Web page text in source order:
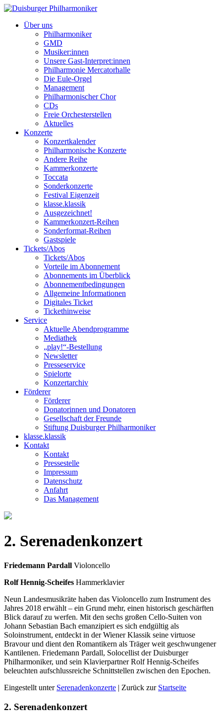
Über uns
Philharmoniker
GMD
Musiker:innen
Unsere Gast-Interpret:innen
Philharmonie Mercatorhalle
Die Eule-Orgel
Management
Philharmonischer Chor
CDs
Freie Orchesterstellen
Aktuelles
Konzerte
Konzertkalender
Philharmonische Konzerte
Andere Reihe
Kammerkonzerte
Toccata
Sonderkonzerte
Festival Eigenzeit
klasse.klassik
Ausgezeichnet!
Kammerkonzert-Reihen
Sonderformat-Reihen
Gastspiele
Tickets/Abos
Tickets/Abos
Vorteile im Abonnement
Abonnements im Überblick
Abonnement­bedingungen
Allgemeine Informationen
Digitales Ticket
Ticket­hinweise
Service
Aktuelle Abendprogramme
Mediathek
„play!“-Bestellung
Newsletter
Presseservice
Spielorte
Konzertarchiv
Förderer
Förderer
Donatorinnen und Donatoren
Gesellschaft der Freunde
Stiftung Duisburger Philharmoniker
klasse.klassik
Kontakt
Kontakt
Pressestelle
Impressum
Datenschutz
Anfahrt
Das Management
2. Serenadenkonzert
Friedemann Pardall Violoncello
Rolf Hennig-Scheifes Hammerklavier
Neun Landesmusikräte haben das Violoncello zum Instrument des
Jahres 2018 erwählt – ein Grund mehr, einen historisch geschärften
Blick darauf zu werfen. Mit den sechs großen Cello-Suiten von
Johann Sebastian Bach emanzipiert es sich endgültig als
Soloinstrument, entdeckt in der Wiener Klassik seine virtuose
Bravour und dient den Romantikern als Träger weit geschwungener
Kantilenen. Friedemann Pardall, Solocellist der Duisburger
Philharmoniker, und sein Klavierpartner Rolf Hennig-Scheifes
beleuchten aufschlussreiche Schnittstellen zwischen den Epochen.
Eingestellt unter Serenadenkonzerte | Zurück zur Startseite
2. Serenadenkonzert